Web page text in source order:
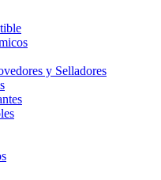
y Selladores